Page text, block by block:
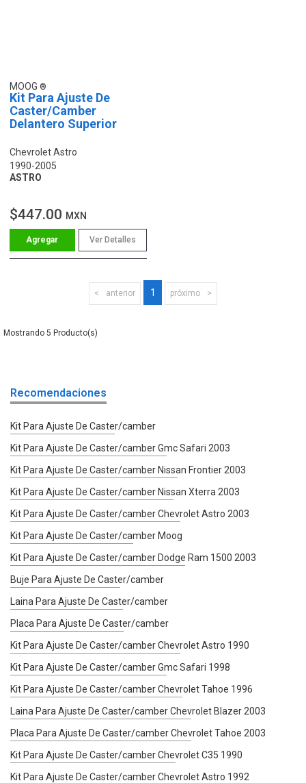
MOOG
Kit Para Ajuste De
Caster/Camber
Delantero Superior
Chevrolet Astro
1990-2005
ASTRO
$447.00 MXN
Ver Detalles
anterior 1 próximo
5
Recomendaciones
Kit Para Ajuste De Caster/camber
Kit Para Ajuste De Caster/camber Gmc Safari 2003
Kit Para Ajuste De Caster/camber Nissan Frontier 2003
Kit Para Ajuste De Caster/camber Nissan Xterra 2003
Kit Para Ajuste De Caster/camber Chevrolet Astro 2003
Kit Para Ajuste De Caster/camber Moog
Kit Para Ajuste De Caster/camber Dodge Ram 1500 2003
Buje Para Ajuste De Caster/camber
Laina Para Ajuste De Caster/camber
Placa Para Ajuste De Caster/camber
Kit Para Ajuste De Caster/camber Chevrolet Astro 1990
Kit Para Ajuste De Caster/camber Gmc Safari 1998
Kit Para Ajuste De Caster/camber Chevrolet Tahoe 1996
Laina Para Ajuste De Caster/camber Chevrolet Blazer 2003
Placa Para Ajuste De Caster/camber Chevrolet Tahoe 2003
Kit Para Ajuste De Caster/camber Chevrolet C35 1990
Kit Para Ajuste De Caster/camber Chevrolet Astro 1992